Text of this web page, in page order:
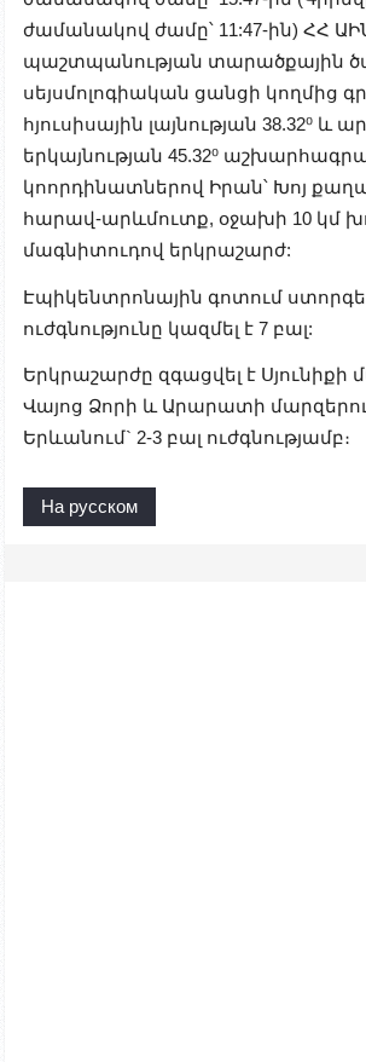
ժամանակով ժամը՝ 11:47-ին) ՀՀ
պաշտպանության տարածքային
սեյսմոլոգիական ցանցի կողմից
հյուսիսային լայնության 38.32⁰ և
երկայնության 45.32⁰
կոորդինատներով Իրան՝ Խոյ
հարավ-արևմուտք, օջախի 10 կմ
մագնիտուդով երկրաշարժ:
Էպիկենտրոնային գոտում
ուժգնությունը կազմել է 7 բալ:
Երկրաշարժը զգացվել է Սյունիքի
Վայոց Ձորի և Արարատի
Երևանում` 2-3 բալ ուժգնությամբ։
На русском